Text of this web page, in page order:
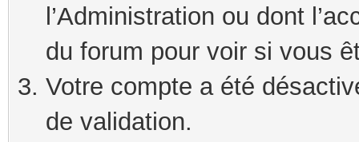
l’Administration ou dont
du forum pour voir si vous
Votre compte a été
de validation.